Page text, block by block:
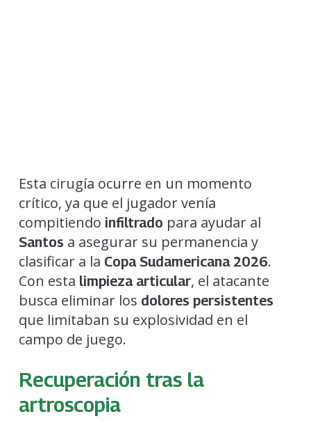
Esta cirugía ocurre en un momento
crítico, ya que el jugador venía
compitiendo infiltrado para ayudar al
Santos a asegurar su permanencia y
clasificar a la Copa Sudamericana 2026.
Con esta limpieza articular, el atacante
busca eliminar los dolores persistentes
que limitaban su explosividad en el
campo de juego.
Recuperación tras la
artroscopia